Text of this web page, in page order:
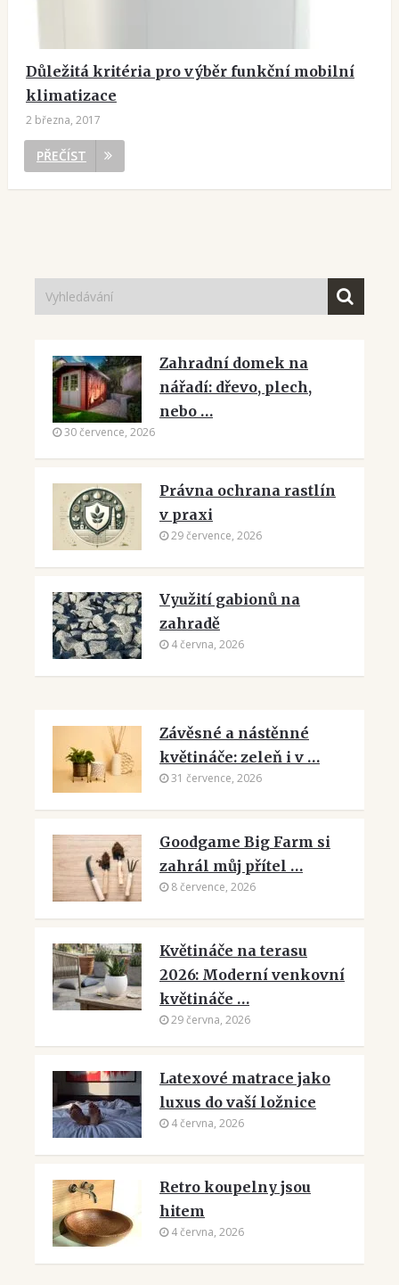
Důležitá kritéria pro výběr funkční mobilní
klimatizace
2 března, 2017
PŘEČÍST
Zahradní domek na
nářadí: dřevo, plech,
nebo …
30 července, 2026
Právna ochrana rastlín
v praxi
29 července, 2026
Využití gabionů na
zahradě
4 června, 2026
Závěsné a nástěnné
květináče: zeleň i v …
31 července, 2026
Goodgame Big Farm si
zahrál můj přítel …
8 července, 2026
Květináče na terasu
2026: Moderní venkovní
květináče …
29 června, 2026
Latexové matrace jako
luxus do vaší ložnice
4 června, 2026
Retro koupelny jsou
hitem
4 června, 2026